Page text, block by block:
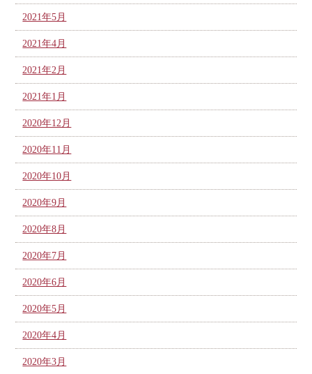
2021年5月
2021年4月
2021年2月
2021年1月
2020年12月
2020年11月
2020年10月
2020年9月
2020年8月
2020年7月
2020年6月
2020年5月
2020年4月
2020年3月